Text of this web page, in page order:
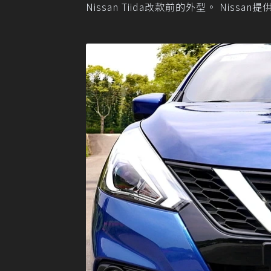
Nissan Tiida改款前的外型。 Nissan提